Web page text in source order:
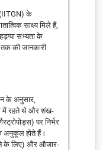
(IITGN) के
साक्ष्य मिले हैं,
सभ्यता के
की जानकारी
के अनुसार,
में रहते थे और शंख-
पर निर्भर
अनुकूल होते हैं।
के लिए) और औजार-